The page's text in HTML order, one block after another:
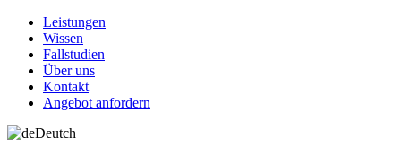
Leistungen
Wissen
Fallstudien
Über uns
Kontakt
Angebot anfordern
Deutch